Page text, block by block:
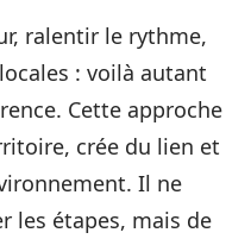
ralentir le rythme,
: voilà autant
Cette approche
crée du lien et
Il ne
les étapes, mais de